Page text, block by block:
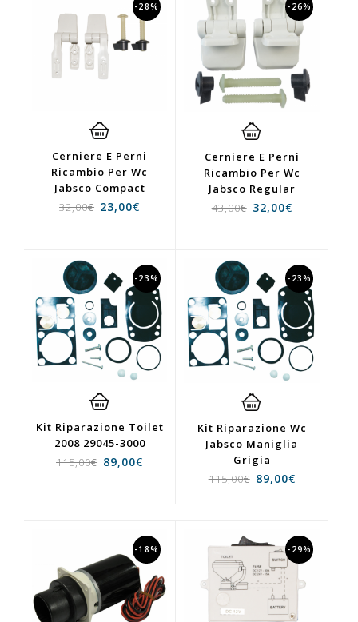
-28%
Cerniere E Perni
Ricambio Per Wc
Jabsco Compact
32,00€ 23,00€
-26%
Cerniere E Perni
Ricambio Per Wc
Jabsco Regular
43,00€ 32,00€
-23%
Kit Riparazione Toilet
2008 29045-3000
115,00€ 89,00€
-23%
Kit Riparazione Wc
Jabsco Maniglia
Grigia
115,00€ 89,00€
-18% -29%